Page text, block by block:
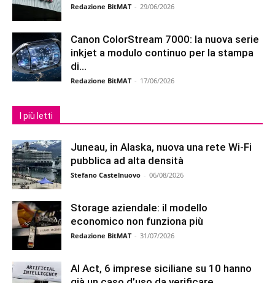
Redazione BitMAT - 29/06/2026
Canon ColorStream 7000: la nuova serie
inkjet a modulo continuo per la stampa
di...
Redazione BitMAT - 17/06/2026
I più letti
Juneau, in Alaska, nuova una rete Wi-Fi
pubblica ad alta densità
Stefano Castelnuovo - 06/08/2026
Storage aziendale: il modello
economico non funziona più
Redazione BitMAT - 31/07/2026
AI Act, 6 imprese siciliane su 10 hanno